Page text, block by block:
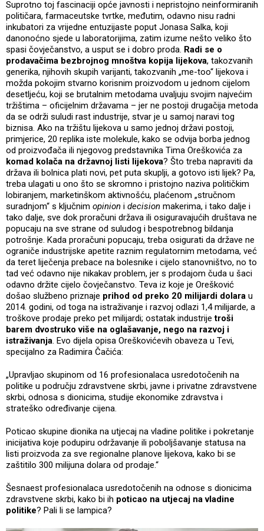
Suprotno toj fascinaciji opće javnosti i nepristojno neinformiranih
političara, farmaceutske tvrtke, međutim, odavno nisu radni
inkubatori za vrijedne entuzijaste poput Jonasa Salka, koji
danonoćno sjede u laboratorijima, zatim izume nešto veliko što
spasi čovječanstvo, a usput se i dobro proda. Radi se o
prodavačima bezbrojnog mnoštva kopija lijekova, takozvanih
generika, njihovih skupih varijanti, takozvanih „me-too“ lijekova i
možda pokojim stvarno korisnim proizvodom u jednom cijelom
desetljeću, koji se brutalnim metodama uvaljuju svojim najvećim
tržištima – oficijelnim državama – jer ne postoji drugačija metoda
da se održi suludi rast industrije, stvar je u samoj naravi tog
biznisa. Ako na tržištu lijekova u samo jednoj državi postoji,
primjerice, 20 replika iste molekule, kako se odvija borba jednog
od proizvođača ili njegovog predstavnika Tima Oreškovića za
komad kolača na državnoj listi lijekova? Što treba napraviti da
država ili bolnica plati novi, pet puta skuplji, a gotovo isti lijek? Pa,
treba ulagati u ono što se skromno i pristojno naziva političkim
lobiranjem, marketinškom aktivnošću, plaćenom „stručnom
suradnjom“ s ključnim opinion i decision makerima, i tako dalje i
tako dalje, sve dok proračuni država ili osiguravajućih društava ne
popucaju na sve strane od suludog i bespotrebnog bildanja
potrošnje. Kada proračuni popucaju, treba osigurati da države ne
ograniče industrijske apetite raznim regulatornim metodama, već
da teret liječenja prebace na bolesnike i cijelo stanovništvo, no to
tad već odavno nije nikakav problem, jer s prodajom čuda u šaci
odavno držite cijelo čovječanstvo. Teva iz koje je Orešković
došao službeno priznaje prihod od preko 20 milijardi dolara u
2014. godini, od toga na istraživanje i razvoj odlazi 1,4 milijarde, a
troškove prodaje preko pet milijardi; ostatak industrije troši
barem dvostruko više na oglašavanje, nego na razvoj i
istraživanja. Evo dijela opisa Oreškovićevih obaveza u Tevi,
specijalno za Radimira Čačića:
„Upravljao skupinom od 16 profesionalaca usredotočenih na
politike u području zdravstvene skrbi, javne i privatne zdravstvene
skrbi, odnosa s dionicima, studije ekonomike zdravstva i
strateško određivanje cijena.
Poticao skupine dionika na utjecaj na vladine politike i pokretanje
inicijativa koje podupiru održavanje ili poboljšavanje statusa na
listi proizvoda za sve regionalne planove lijekova, kako bi se
zaštitilo 300 milijuna dolara od prodaje.“
Šesnaest profesionalaca usredotočenih na odnose s dionicima
zdravstvene skrbi, kako bi ih poticao na utjecaj na vladine
politike? Pali li se lampica?